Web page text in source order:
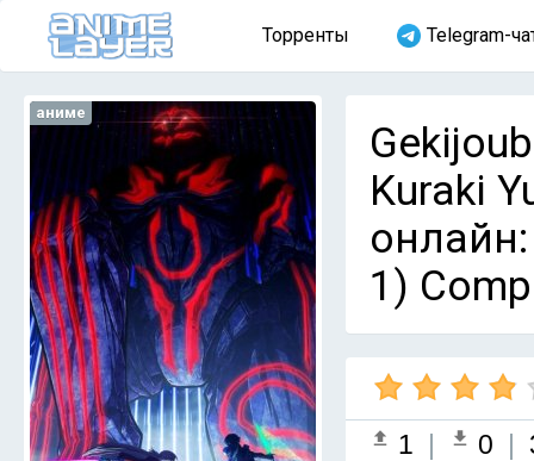
Торренты Telegram-
аниме
Kuraki
1)
1 | 0 |